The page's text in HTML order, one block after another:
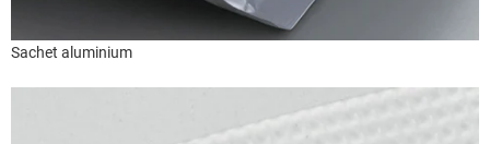
Sachet aluminium